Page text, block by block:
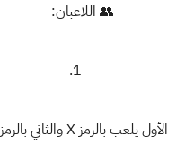
👥 اللاعبان:
الأول يلعب بالرمز Xوالثاني بالرمز